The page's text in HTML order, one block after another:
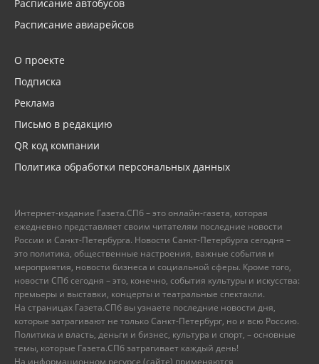
Расписание автобусов
Расписание авиарейсов
О проекте
Подписка
Реклама
Письмо в редакцию
QR код компании
Политика обработки персональных данных
Интернет-издание Газета.СПб – это онлайн-газета, которая
ежедневно представляет своим читателям последние новости
России и Санкт-Петербурга. Новости Санкт-Петербурга сегодня –
это политика, общественные настроения, важные события и
мероприятия, новости бизнеса и социальной сферы. Кроме того,
новости СПб сегодня – это, конечно, события культуры и искусства:
премьеры и выставки, концерты и театральные спектакли.
На страницах Газета.СПб вы узнаете последние новости дня,
которые затрагивают не только Санкт-Петербург, но и всю Россию.
Политика и власть, деньги и бизнес, культура и спорт, – основные
темы, которые Газета.СПб затрагивает каждый день!